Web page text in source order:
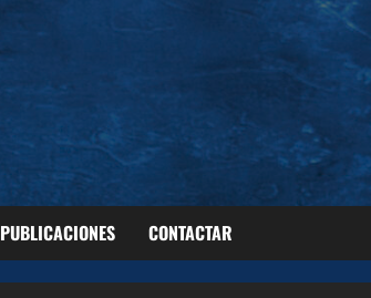
PUBLICACIONES CONTACTAR